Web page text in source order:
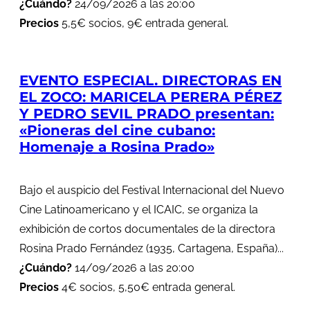
¿Cuándo? 24/09/2026 a las 20:00
Precios 5,5€ socios, 9€ entrada general.
EVENTO ESPECIAL. DIRECTORAS EN
EL ZOCO: MARICELA PERERA PÉREZ
Y PEDRO SEVIL PRADO presentan:
«Pioneras del cine cubano:
Homenaje a Rosina Prado»
Bajo el auspicio del Festival Internacional del Nuevo
Cine Latinoamericano y el ICAIC, se organiza la
exhibición de cortos documentales de la directora
Rosina Prado Fernández (1935, Cartagena, España)...
¿Cuándo? 14/09/2026 a las 20:00
Precios 4€ socios, 5,50€ entrada general.